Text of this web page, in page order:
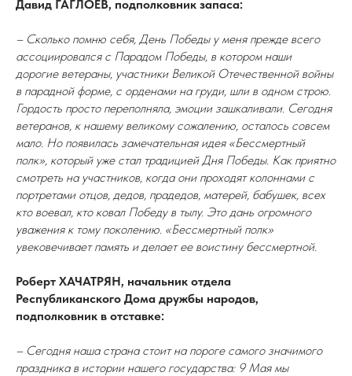
Давид ГАГЛОЕВ, подполковник запаса:
– Сколько помню себя, День Победы у меня прежде всего
ассоциировался с Парадом Победы, в котором наши
дорогие ветераны, участники Великой Отечественной войны
в парадной форме, с орденами на груди, шли в одном строю.
Гордость просто переполняла, эмоции зашкаливали. Сегодня
ветеранов, к нашему великому сожалению, осталось совсем
мало. Но появилась замечательная идея «Бессмертный
полк», который уже стал традицией Дня Победы. Как приятно
смотреть на участников, когда они проходят колоннами с
портретами отцов, дедов, прадедов, матерей, бабушек, всех
кто воевал, кто ковал Победу в тылу. Это дань огромного
уважения к тому поколению. «Бессмертный полк»
увековечивает память и делает ее воистину бессмертной.
Роберт ХАЧАТРЯН, начальник отдела
Республиканского Дома дружбы народов,
подполковник в отставке:
– Сегодня наша страна стоит на пороге самого значимого
праздника в истории нашего государства: 9 Мая мы